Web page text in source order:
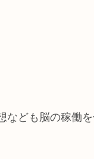
ども脳の稼働を